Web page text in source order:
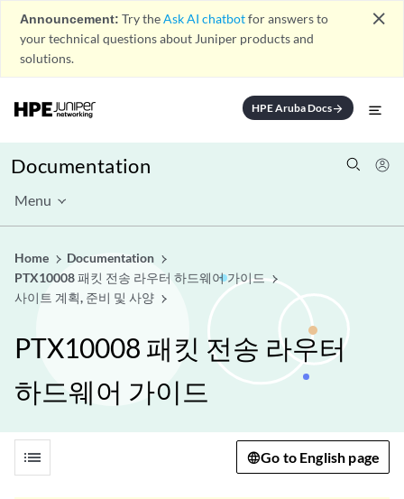
Announcement: Try theAsk AI chatbotfor answers to
your technical questions about Juniper products and
solutions.
close
HPE Aruba Docsarrow_forward
Documentation
Menu
Home
Documentation
PTX10008 패킷 전송 라우터 하드웨어 가이드
사이트 계획, 준비 및 사양
PTX10008 패킷 전송 라우터
하드웨어 가이드
list Go to English page